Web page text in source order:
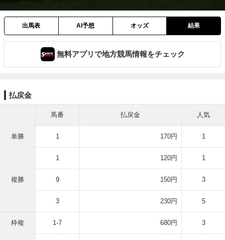
出馬表 AI予想 オッズ 結果
無料アプリで地方競馬情報をチェック
払戻金
馬番 払戻金 人気
単勝 1 170円 1
複勝
1 120円 1
9 150円 3
3 230円 5
枠複 1-7 680円 3